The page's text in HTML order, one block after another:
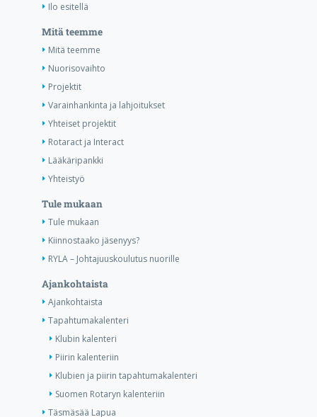
Ilo esitellä
Mitä teemme
Mitä teemme
Nuorisovaihto
Projektit
Varainhankinta ja lahjoitukset
Yhteiset projektit
Rotaract ja Interact
Lääkäripankki
Yhteistyö
Tule mukaan
Tule mukaan
Kiinnostaako jäsenyys?
RYLA – Johtajuuskoulutus nuorille
Ajankohtaista
Ajankohtaista
Tapahtumakalenteri
Klubin kalenteri
Piirin kalenteriin
Klubien ja piirin tapahtumakalenteri
Suomen Rotaryn kalenteriin
Täsmäsää Lapua